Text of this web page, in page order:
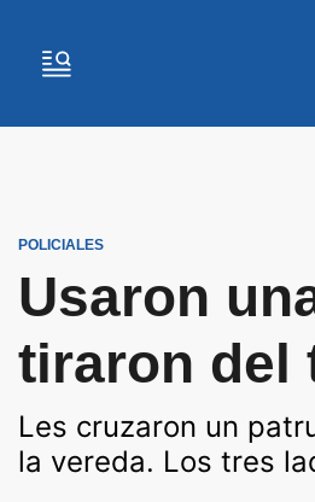
POLICIALES
Usaron
tiraron del
Les cruzaron un
la vereda. Los tres